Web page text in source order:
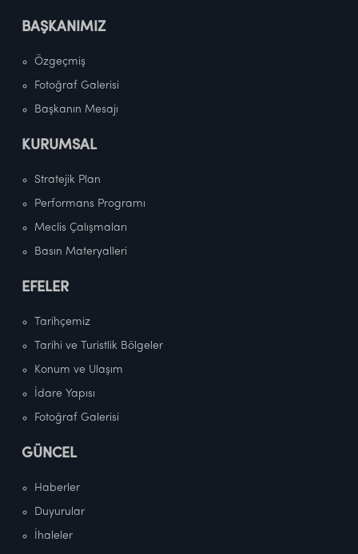
BAŞKANIMIZ
Özgeçmiş
Fotoğraf Galerisi
Başkanın Mesajı
KURUMSAL
Stratejik Plan
Performans Programı
Meclis Çalışmaları
Basın Materyalleri
EFELER
Tarihçemiz
Tarihi ve Turistlik Bölgeler
Konum ve Ulaşım
İdare Yapısı
Fotoğraf Galerisi
GÜNCEL
Haberler
Duyurular
İhaleler